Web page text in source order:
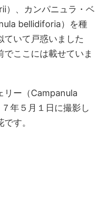
）、カンパニュラ・ベ
bellidiforia）を種
ていて戸惑いました
ここには載せていま
リー（Campanula
年５月１日に撮影し
す。